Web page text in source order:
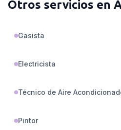
Otros servicios en
Gasista
Electricista
Técnico de Aire
Pintor